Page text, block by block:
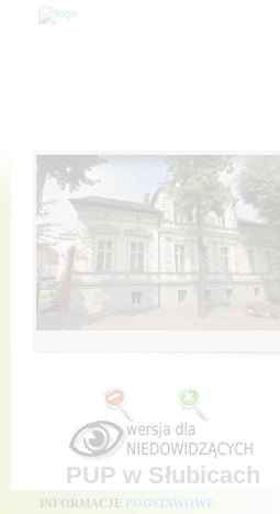
PUP w Słubicach
INFORMACJE PODSTAWOWE